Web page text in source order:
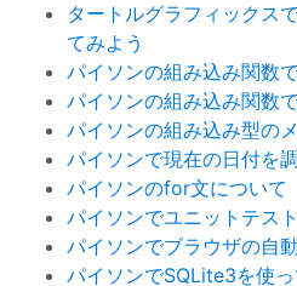
タートルグラフィックス
てみよう
パイソンの組み込み関数
パイソンの組み込み関数
パイソンの組み込み型の
パイソンで現在の日付を
パイソンのfor文について
パイソンでユニットテス
パイソンでブラウザの自
パイソンでSQLite3を使